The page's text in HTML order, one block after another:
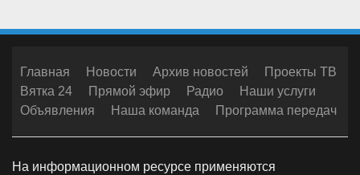
Главная Новости Архив новостей
Проекты ТВ
Вятка 24
Прямой эфир Радио
Наши услуги
Объявления
Наша команда Программа передач
На информационном ресурсе применяются